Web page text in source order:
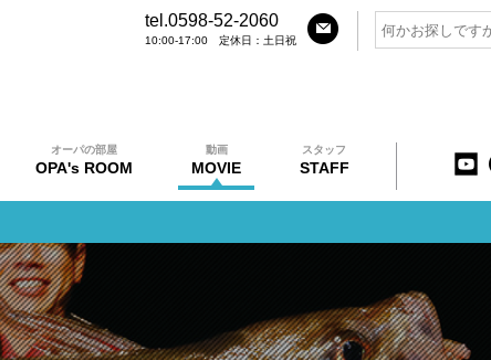
tel.0598-52-2060
10:00-17:00 定休日：土日祝
オーパの部屋
OPA's ROOM
動画
MOVIE
スタッフ
STAFF